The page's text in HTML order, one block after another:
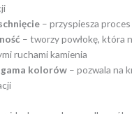
– przyspiesza
– tworzy powłokę, która
ruchami kamienia
kolorów – pozwala na